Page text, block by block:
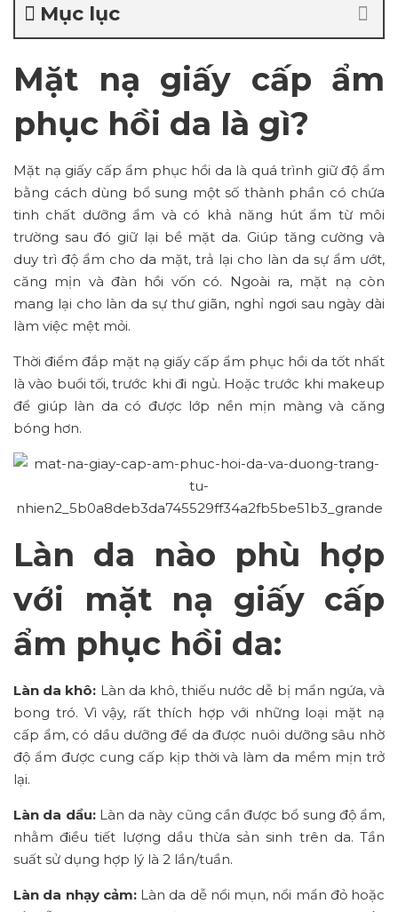
Mục lục
Mặt nạ giấy cấp ẩm
phục hồi da là gì?
Mặt nạ giấy cấp ẩm phục hồi da là quá trình giữ độ ẩm
bằng cách dùng bổ sung một số thành phần có chứa
tinh chất dưỡng ẩm và có khả năng hút ẩm từ môi
trường sau đó giữ lại bề mặt da. Giúp tăng cường và
duy trì độ ẩm cho da mặt, trả lại cho làn da sự ẩm ướt,
căng mịn và đàn hồi vốn có. Ngoài ra, mặt nạ còn
mang lại cho làn da sự thư giãn, nghỉ ngơi sau ngày dài
làm việc mệt mỏi.
Thời điểm đắp mặt nạ giấy cấp ẩm phục hồi da tốt nhất
là vào buổi tối, trước khi đi ngủ. Hoặc trước khi makeup
để giúp làn da có được lớp nền mịn màng và căng
bóng hơn.
Làn da nào phù hợp
với mặt nạ giấy cấp
ẩm phục hồi da:
Làn da khô: Làn da khô, thiếu nước dễ bị mẩn ngứa, và
bong tró. Vì vậy, rất thích hợp với những loại mặt nạ
cấp ẩm, có dầu dưỡng để da được nuôi dưỡng sâu nhờ
độ ẩm được cung cấp kịp thời và làm da mềm mịn trở
lại.
Làn da dầu: Làn da này cũng cần được bổ sung độ ẩm,
nhằm điều tiết lượng dầu thừa sản sinh trên da. Tần
suất sử dụng hợp lý là 2 lần/tuần.
Làn da nhạy cảm:Làn da dễ nổi mụn, nổi mẩn đỏ hoặc